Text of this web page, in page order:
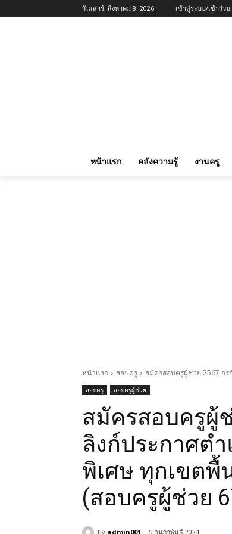
วันเสาร์, สิงหาคม 8, 2026 เข้าสู่ระบบ/เข้าร่วม
หน้าแรก คลังความรู้ งานครู
หน้าแรก สอบครู สมัครสอบครูผู้ช่วย 2567 ก
สอบครู สอบครูผู้ช่วย
สมัครสอบครูผู้
ลิงก์ประกาศต
พิเศษ ทุกเขตพื้
(สอบครูผู้ช่วย
By admin001 5 กุมภาพันธ์ 2024